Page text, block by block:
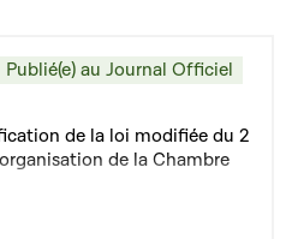
Publié(e) au Journal Officiel
de la loi modifiée du 2
de la Chambre